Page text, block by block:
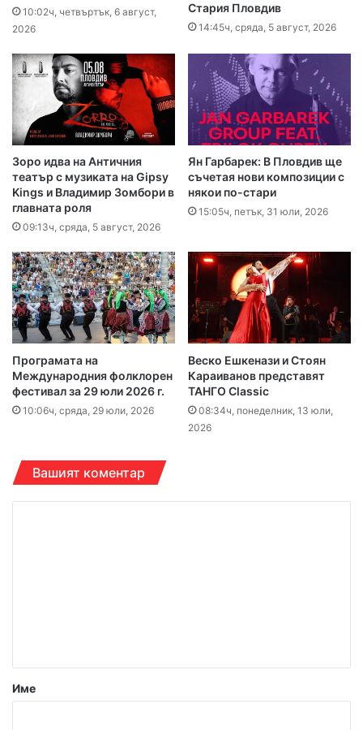
10:02ч, четвъртък, 6 август,
2026
Стария Пловдив
14:45ч, сряда, 5 август, 2026
Зоро идва на Античния
театър с музиката на Gipsy
Kings и Владимир Зомбори в
главната роля
09:13ч, сряда, 5 август, 2026
Ян Гарбарек: В Пловдив ще
съчетая нови композиции с
някои по-стари
15:05ч, петък, 31 юли, 2026
Програмата на
Международния фолклорен
фестивал за 29 юли 2026 г.
10:06ч, сряда, 29 юли, 2026
Веско Ешкенази и Стоян
Караиванов представят
ТАНГО Classic
08:34ч, понеделник, 13 юли,
2026
Вашият коментар
р
Име